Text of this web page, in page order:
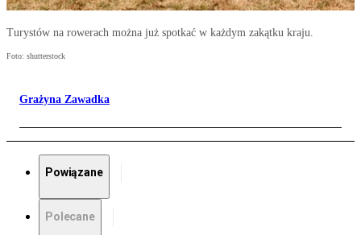
Turystów na rowerach można już spotkać w każdym zakątku kraju.
Foto: shutterstock
Grażyna Zawadka
Powiązane
Polecane